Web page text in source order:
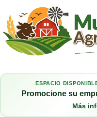
ESPACIO
Promocione su
Más